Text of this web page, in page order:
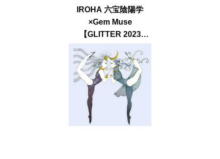
IROHA 六宝陰陽学
×Gem Muse
【GLITTER 2023
SUMMER issue】